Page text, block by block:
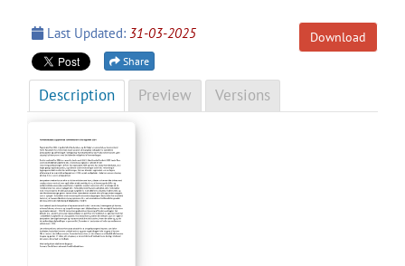
Download
Last Updated: 31-03-2025
Share
Description Preview Versions